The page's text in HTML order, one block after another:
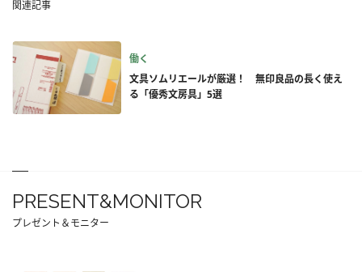
関連記事
働く
文具ソムリエールが厳選！ 無印良品の長く使え
る「優秀文房具」5選
PRESENT&MONITOR
プレゼント＆モニター